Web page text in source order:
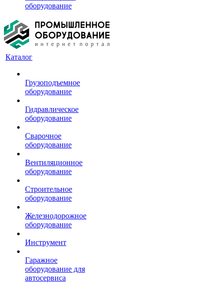
оборудование
Каталог
Грузоподъемное
оборудование
Гидравлическое
оборудование
Сварочное
оборудование
Вентиляционное
оборудование
Строительное
оборудование
Железнодорожное
оборудование
Инструмент
Гаражное
оборудование для
автосервиса